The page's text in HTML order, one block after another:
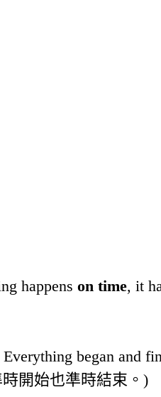
happens on time, it
began and
開始也準時結束。)